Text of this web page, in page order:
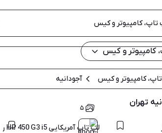
کامپیوتر و کیس
کامپیوتر و کیس آجودانیه
تهران ۵
لپ تاپ آمریکایی HP 450 G3 i5 رم 8 هارد SSD با گارانتی